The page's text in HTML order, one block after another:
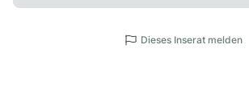
Dieses Inserat melden